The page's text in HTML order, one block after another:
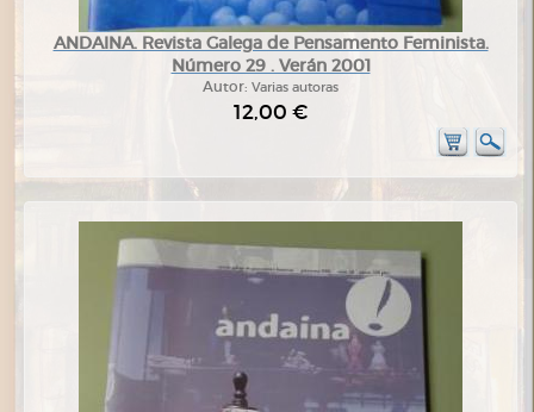
ANDAINA. Revista Galega de Pensamento Feminista.
Número 29 . Verán 2001
Autor: Varias autoras
12,00 €